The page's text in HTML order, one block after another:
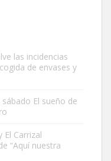
menos de un mes,
las incidencias
de envases y
El sueño de
El Carrizal
“Aquí nuestra